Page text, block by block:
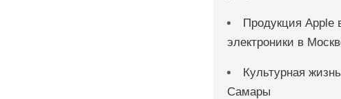
Продукция Apple
электроники в
Культурная
Самары